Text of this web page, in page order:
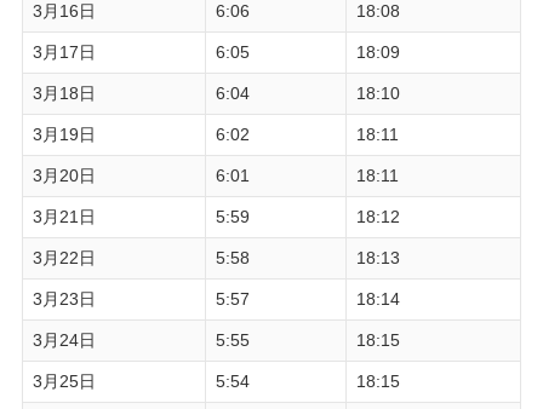
3月16日 6:06 18:08
3月17日 6:05 18:09
3月18日 6:04 18:10
3月19日 6:02 18:11
3月20日 6:01 18:11
3月21日 5:59 18:12
3月22日 5:58 18:13
3月23日 5:57 18:14
3月24日 5:55 18:15
3月25日 5:54 18:15